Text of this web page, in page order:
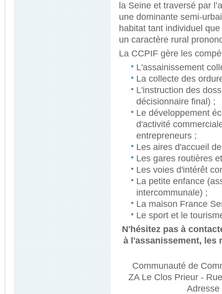
la Seine et traversé par
une dominante semi-
habitat tant individuel
un caractère rural
La CCPIF gère les
L'assainissement
La collecte des
L'instruction des
décisionnaire final) ;
Le développement
d'activité
entrepreneurs ;
Les aires d'accueil
Les gares routières
Les voies d'intérêt
La petite enfance
intercommunale) ;
La maison France
Le sport et le
N'hésitez pas à
à l'assanissement, les
Communauté de
ZA Le Clos Prieur -